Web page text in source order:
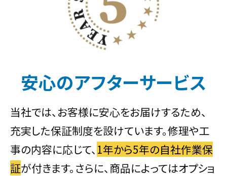
安心のアフターサービス
当社では、お客様に安心をお届けするため、
充実した保証制度を設けています。修理や工
事の内容に応じて、 1年から5年の自社作業保
証が付きます。さらに、商品によってはオプショ